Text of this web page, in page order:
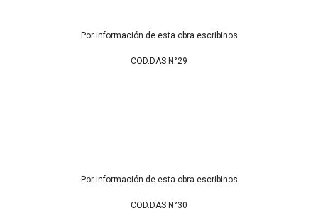
Por información de esta obra escribinos
COD.DAS N°29
Por información de esta obra escribinos
COD.DAS N°30